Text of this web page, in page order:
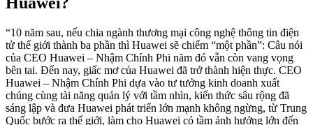
“10 năm sau, nếu chia ngành thương mại công nghệ thông tin điện
tử thế giới thành ba phần thì Huawei sẽ chiếm “một phần”: Câu nói
của CEO Huawei – Nhậm Chính Phi năm đó vẫn còn vang vọng
bên tai. Đến nay, giấc mơ của Huawei đã trở thành hiện thực. CEO
Huawei – Nhậm Chính Phi dựa vào tư tưởng kinh doanh xuất
chúng cùng tài năng quản lý với tầm nhìn, kiến thức sâu rộng đã
sáng lập và đưa Huawei phát triển lớn mạnh không ngừng, từ Trung
Quốc bước ra thế giới, làm cho Huawei có tầm ảnh hưởng lớn đến